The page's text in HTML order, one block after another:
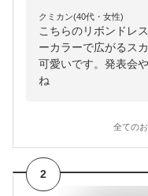
クミカン(40代・女性)
こちらのリボンドレ
ーカラーで広がるス
可愛いです。発表会
ね
全ての
2